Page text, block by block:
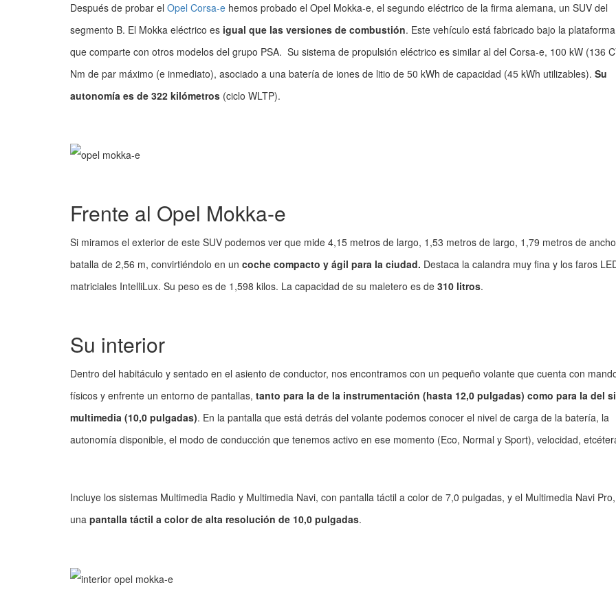
Después de probar el Opel Corsa-e hemos probado el Opel Mokka-e, el segundo eléctrico de la firma alemana, un SUV del
segmento B. El Mokka eléctrico es igual que las versiones de combustión. Este vehículo está fabricado bajo la
que comparte con otros modelos del grupo PSA. Su sistema de propulsión eléctrico es similar al del Corsa-e, 100 kW (136
Nm de par máximo (e inmediato), asociado a una batería de iones de litio de 50 kWh de capacidad (45 kWh utilizables). Su
autonomía es de 322 kilómetros (ciclo WLTP).
Frente al Opel Mokka-e
Si miramos el exterior de este SUV podemos ver que mide 4,15 metros de largo, 1,53 metros de largo, 1,79 metros de
batalla de 2,56 m, convirtiéndolo en un coche compacto y ágil para la ciudad. Destaca la calandra muy fina y los faros
matriciales IntelliLux. Su peso es de 1,598 kilos. La capacidad de su maletero es de 310 litros.
Su interior
Dentro del habitáculo y sentado en el asiento de conductor, nos encontramos con un pequeño volante que cuenta con
físicos y enfrente un entorno de pantallas, tanto para la de la instrumentación (hasta 12,0 pulgadas) como para la del
multimedia (10,0 pulgadas). En la pantalla que está detrás del volante podemos conocer el nivel de carga de la batería, la
autonomía disponible, el modo de conducción que tenemos activo en ese momento (Eco, Normal y Sport), velocidad,
Incluye los sistemas Multimedia Radio y Multimedia Navi, con pantalla táctil a color de 7,0 pulgadas, y el Multimedia Navi
una pantalla táctil a color de alta resolución de 10,0 pulgadas.